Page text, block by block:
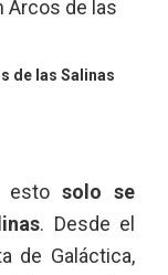
de las Salinas
esto solo se
. Desde el
de Galáctica,